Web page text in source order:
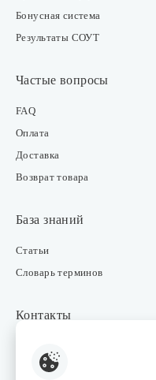
Бонусная система
Результаты СОУТ
Частые вопросы
FAQ
Оплата
Доставка
Возврат товара
База знаний
Статьи
Словарь терминов
Контакты
Интернет-магазин